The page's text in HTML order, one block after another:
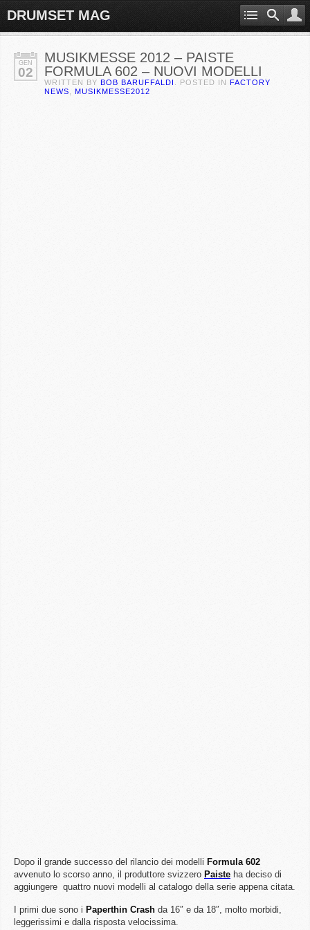
DRUMSET MAG
GEN
02
MUSIKMESSE 2012 – PAISTE
FORMULA 602 – NUOVI MODELLI
WRITTEN BY BOB BARUFFALDI . POSTED IN FACTORY
NEWS
MUSIKMESSE2012
Dopo il grande successo del rilancio dei modelli Formula 602
avvenuto lo scorso anno, il produttore svizzero Paiste ha deciso di
aggiungere quattro nuovi modelli al catalogo della serie appena citata.
I primi due sono i Paperthin Crash da 16″ e da 18″, molto morbidi,
leggerissimi e dalla risposta velocissima.